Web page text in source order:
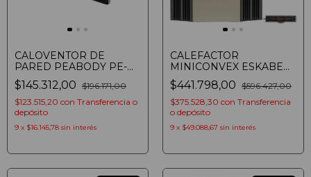
CALOVENTOR DE
PARED PEABODY PE-
CV20N 2000W SPLIT
CONTROL REMOTO
NEGRO
$145.312,00 $196.171,00
$123.515,20 con Transferencia o
depósito
9 x $16.145,78 sin interés
CALEFACTOR
MINICONVEX ESKABE
TITANIO TT MX5 TE
AROMATIZADOR
TERMOSTATO MULTIGAS
5000 KCAL/H
$441.798,00 $596.427,00
$375.528,30 con Transferencia
o depósito
9 x $49.088,67 sin interés